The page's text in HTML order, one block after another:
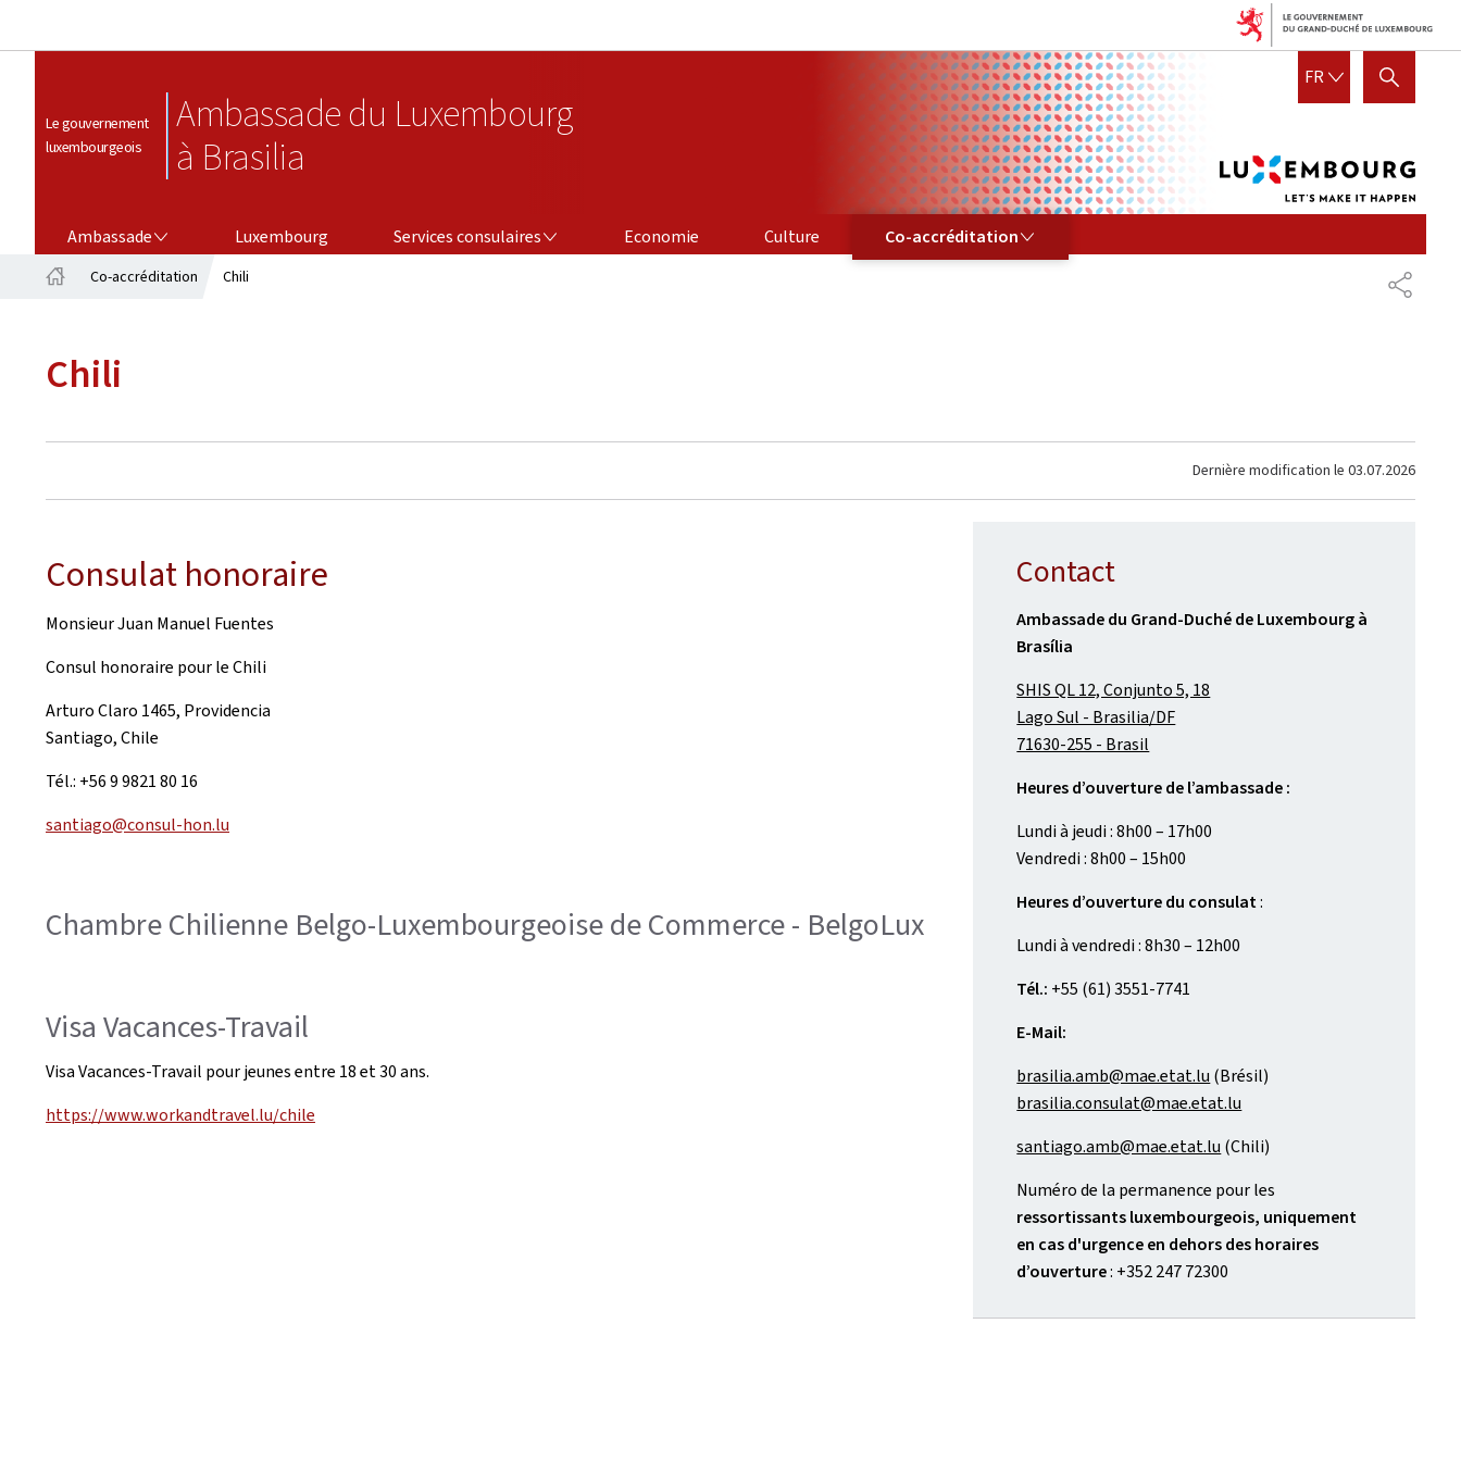
Le gouvernement
luxembourgeois
Ambassade du Luxembourg
à Brasilia
FRFRANÇAIS
AFFICHER / MASQUER LA
Ambassade Luxembourg Services consulaires Economie Culture Co-accréditation
CO-ACCRÉDITATION
Co-accréditation Chili
Chili
Dernière modification le 03.07.2026
Consulat honoraire
Monsieur Juan Manuel Fuentes
Consul honoraire pour le Chili
Arturo Claro 1465, Providencia
Santiago, Chile
Tél.: +56 9 9821 80 16
santiago@consul-hon.lu
Chambre Chilienne Belgo-Luxembourgeoise de Commerce - BelgoLux
Visa Vacances-Travail
Visa Vacances-Travail pour jeunes entre 18 et 30 ans.
https://www.workandtravel.lu/chile
Contact
Ambassade du Grand-Duché de Luxembourg à
Brasília
SHIS QL 12, Conjunto 5, 18
Lago Sul - Brasilia/DF
71630-255 - Brasil
Heures d’ouverture de l’ambassade :
Lundi à jeudi : 8h00 – 17h00
Vendredi : 8h00 – 15h00
Heures d’ouverture du consulat:
Lundi à vendredi : 8h30 – 12h00
Tél.: +55 (61) 3551-7741
E-Mail:
brasilia.amb@mae.etat.lu (Brésil)
brasilia.consulat@mae.etat.lu
santiago.amb@mae.etat.lu (Chili)
Numéro de la permanence pour les
ressortissants luxembourgeois, uniquement
en cas d'urgence en dehors des horaires
d’ouverture: +352 247 72300